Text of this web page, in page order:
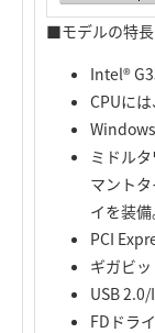
■モデルの特長
Intel®
CPUに
ミドル
マント
イを装備
PCI
ギガビ
USB 2.0/
FDドラ